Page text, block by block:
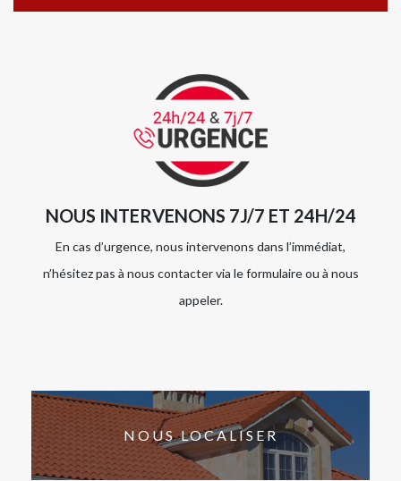
NOUS INTERVENONS 7J/7 ET 24H/24
En cas d’urgence, nous intervenons dans l’immédiat,
n’hésitez pas à nous contacter via le formulaire ou à nous
appeler.
NOUS LOCALISER